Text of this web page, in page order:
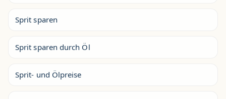
Sprit sparen
Sprit sparen durch Öl
Sprit- und Ölpreise